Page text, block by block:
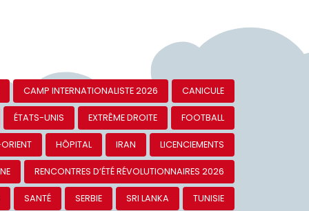
CAMP INTERNATIONALISTE 2026 CANICULE
ÉTATS-UNIS EXTRÊME DROITE FOOTBALL
HÔPITAL IRAN LICENCIEMENTS
RENCONTRES D’ÉTÉ RÉVOLUTIONNAIRES 2026
SANTÉ SERBIE SRI LANKA TUNISIE